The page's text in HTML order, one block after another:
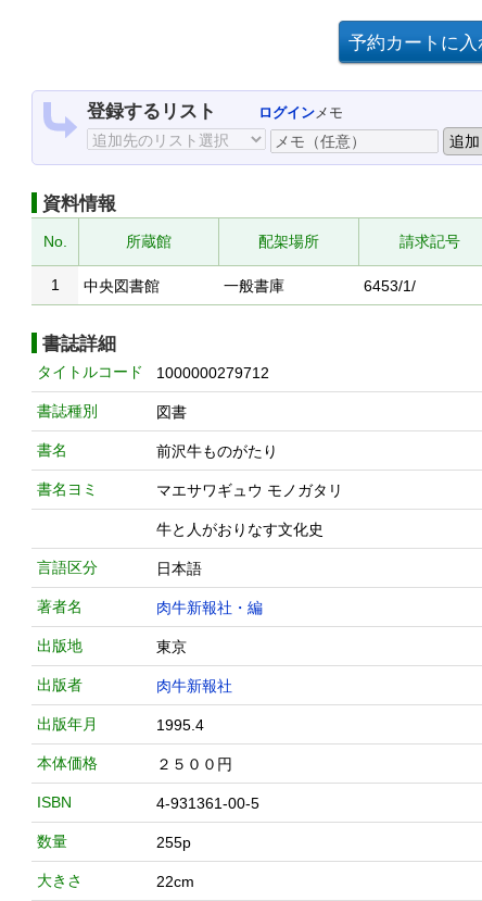
登録するリスト ログインメモ
資料情報
No. 所蔵館 配架場所 請求記号
1
中央図書館 一般書庫 6453/1/
書誌詳細
タイトルコード 1000000279712
書誌種別 図書
書名 前沢牛ものがたり
書名ヨミ マエサワギュウ モノガタリ
牛と人がおりなす文化史
言語区分 日本語
著者名 肉牛新報社・編
出版地 東京
出版者 肉牛新報社
出版年月 1995.4
本体価格 ２５００円
ISBN 4-931361-00-5
数量 255p
大きさ 22cm